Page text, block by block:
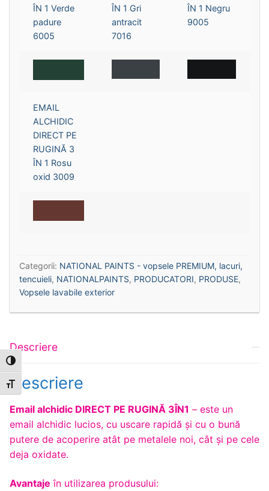
Toggle High Contrast
Toggle Font size
ÎN 1 Verde
padure
6005
ÎN 1 Gri
antracit
7016
ÎN 1 Negru
9005
EMAIL
ALCHIDIC
DIRECT PE
RUGINĂ 3
ÎN 1 Rosu
oxid 3009
Categorii: NATIONAL PAINTS - vopsele PREMIUM, lacuri,
tencuieli, NATIONALPAINTS, PRODUCATORI, PRODUSE,
Vopsele lavabile exterior
Descriere
Descriere
Email alchidic DIRECT PE RUGINĂ 3ÎN1 – este un
email alchidic lucios, cu uscare rapidă și cu o bună
putere de acoperire atât pe metalele noi, cât și pe cele
deja oxidate.
Avantaje în utilizarea produsului: